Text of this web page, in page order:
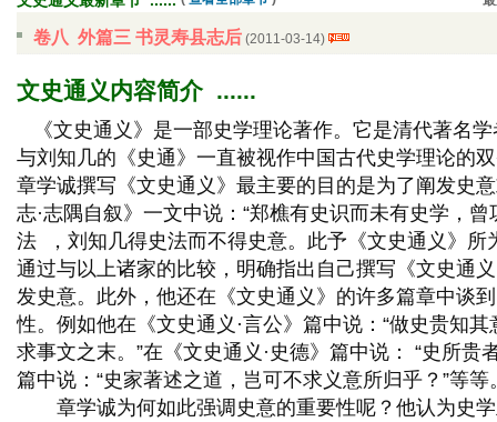
卷八 外篇三 书灵寿县志后 (2011-03-14)
文史通义内容简介 ......
《文史通义》是一部史学理论著作。它是清代著名
与刘知几的《史通》一直被视作中国古代史学理论的
章学诚撰写《文史通义》最主要的目的是为了阐发史
志·志隅自叙》一文中说：“郑樵有史识而未有史学，
法 ，刘知几得史法而不得史意。此予《文史通义》所
通过与以上诸家的比较，明确指出自己撰写《文史通
发史意。此外，他还在《文史通义》的许多篇章中谈
性。例如他在《文史通义·言公》篇中说：“做史贵知
求事文之末。”在《文史通义·史德》篇中说： “史所贵
篇中说：“史家著述之道，岂可不求义意所归乎？”等等
章学诚为何如此强调史意的重要性呢？他认为史学